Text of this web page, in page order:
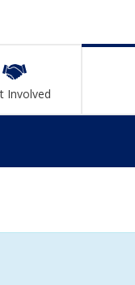
Involved